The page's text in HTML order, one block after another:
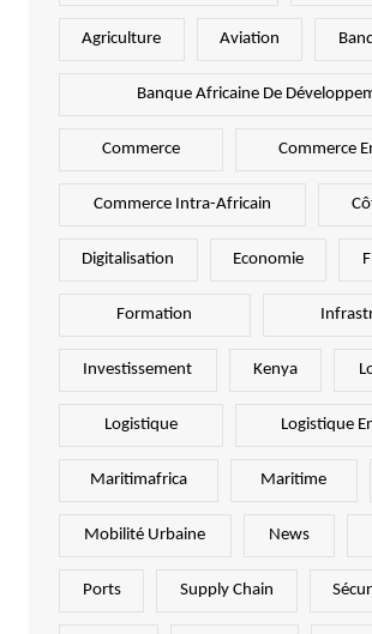
Agriculture Aviation
Banque Africaine De
Commerce Commerce
Commerce Intra-Africain
Digitalisation Economie
Formation
Investissement Kenya
Logistique Logistique
Maritimafrica Maritime
Mobilité Urbaine News
Ports Supply Chain